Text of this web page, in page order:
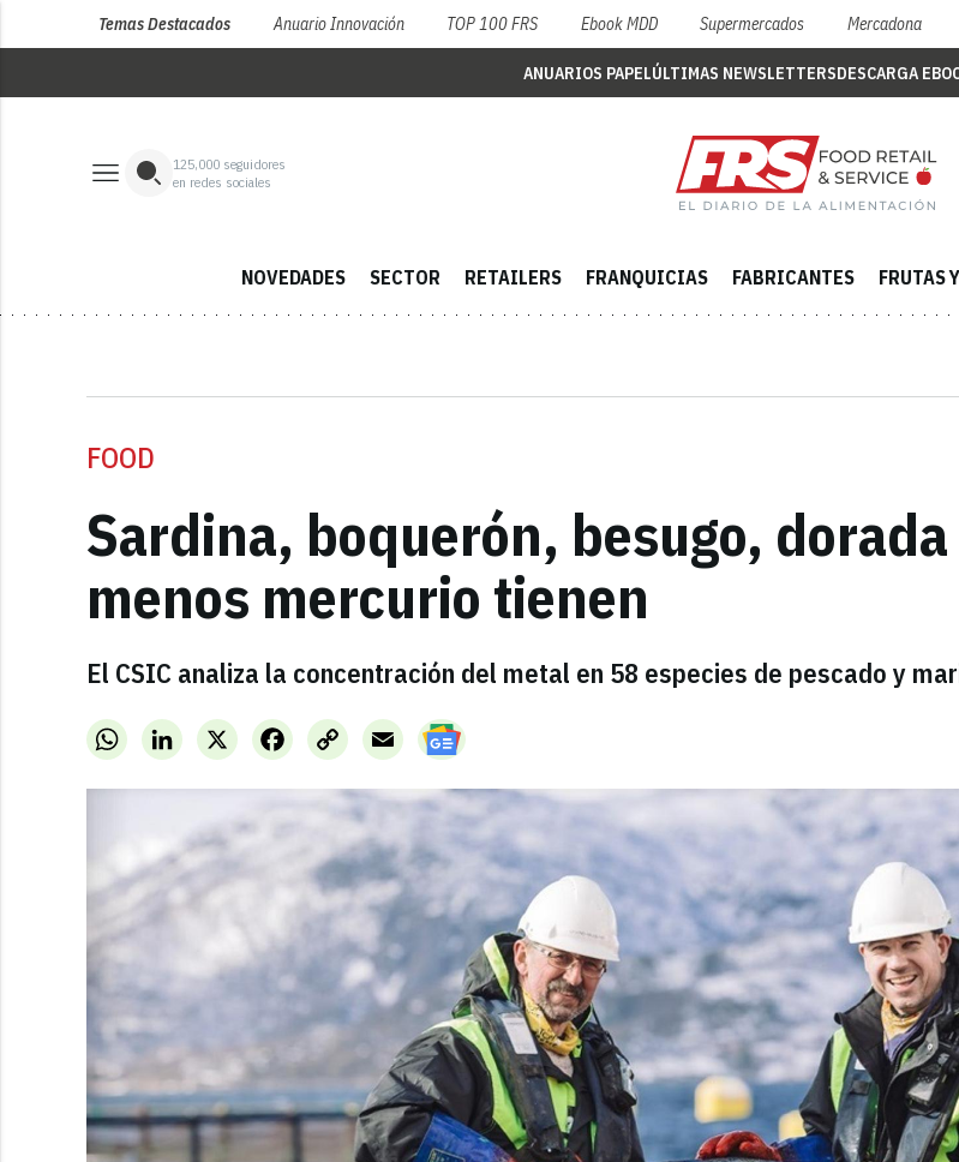
Temas Destacados Anuario Innovación TOP 100 FRS Ebook MDD Supermercados Mercadona
ANUARIOS PAPELÚLTIMAS NEWSLETTERSDESCARGA
125,000 seguidores
en redes sociales
NOVEDADES SECTOR RETAILERS FRANQUICIAS FABRICANTES FRUTAS
FOOD
Sardina, boquerón, besugo,
menos mercurio tienen
El CSIC analiza la concentración del metal en 58 especies de pescado y
WhatsAppLinkedInX FacebookCopy
Link
Email